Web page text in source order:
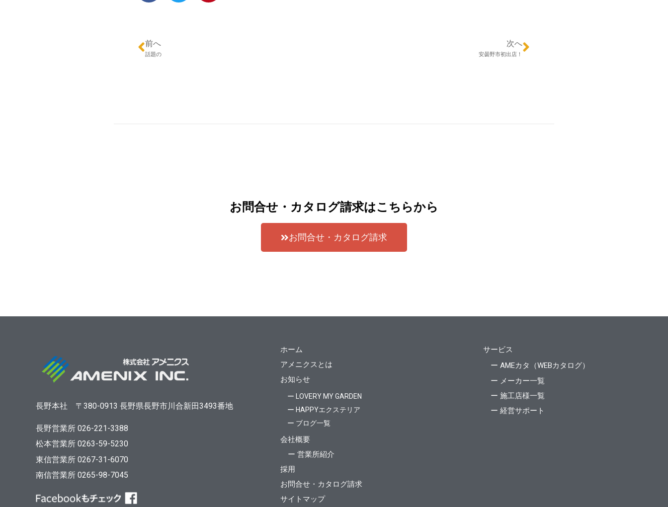
前へ
話題の
次へ
安曇野市初出店！
お問合せ・カタログ請求はこちらから
お問合せ・カタログ請求
長野本社 〒380-0913 長野県長野市川合新田3493番地
長野営業所 026-221-3388
松本営業所 0263-59-5230
東信営業所 0267-31-6070
南信営業所 0265-98-7045
ホーム
アメニクスとは
お知らせ
ー LOVERY MY GARDEN
ー HAPPYエクステリア
ー ブログ一覧
会社概要
ー 営業所紹介
採用
お問合せ・カタログ請求
サイトマップ
サービス
ー AMEカタ（WEBカタログ）
ー メーカー一覧
ー 施工店様一覧
ー 経営サポート